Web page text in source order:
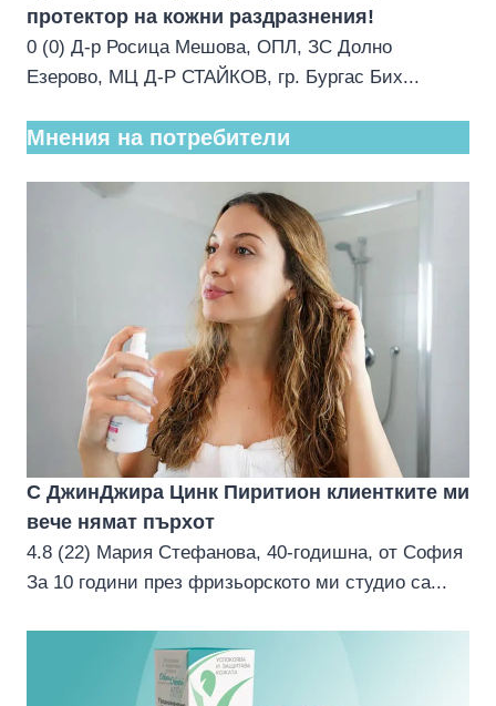
протектор на кожни раздразнения!
0 (0) Д-р Росица Мешова, ОПЛ, ЗС Долно
Езерово, МЦ Д-Р СТАЙКОВ, гр. Бургас Бих...
Мнения на потребители
С ДжинДжира Цинк Пиритион клиентките ми
вече нямат пърхoт
4.8 (22) Мария Стефанова, 40-годишна, от София
За 10 години през фризьорското ми студио са...